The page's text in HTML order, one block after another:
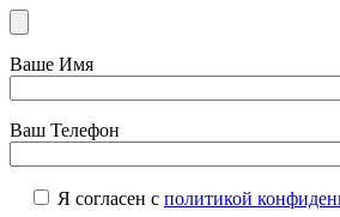
Ваше Имя
Ваш Телефон
Я согласен с политикой